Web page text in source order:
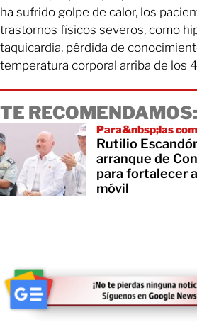
ha sufrido golpe de calor, los
trastornos físicos severos, como
taquicardia, pérdida de
temperatura corporal arriba de los
TE RECOMENDAMOS:
Para&nbsp;las
Rutilio
arranque de
para fortalecer
móvil